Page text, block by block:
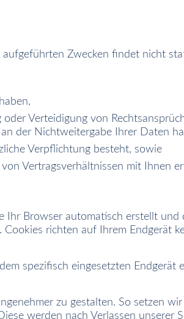
Zwecken findet nicht
Verteidigung von
der Nichtweitergabe Ihrer Daten
Verpflichtung besteht, sowie
Vertragsverhältnissen mit Ihnen
Ihr Browser automatisch erstellt und
richten auf Ihrem Endgerät
spezifisch eingesetzten Endgerät
zu gestalten. So setzen
werden nach Verlassen unserer